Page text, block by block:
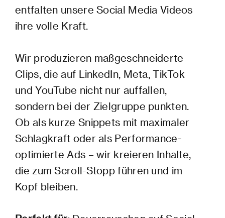
entfalten unsere Social Media Videos
ihre volle Kraft.
Wir produzieren maßgeschneiderte
Clips, die auf LinkedIn, Meta, TikTok
und YouTube nicht nur auffallen,
sondern bei der Zielgruppe punkten.
Ob als kurze Snippets mit maximaler
Schlagkraft oder als Performance-
optimierte Ads – wir kreieren Inhalte,
die zum Scroll-Stopp führen und im
Kopf bleiben.